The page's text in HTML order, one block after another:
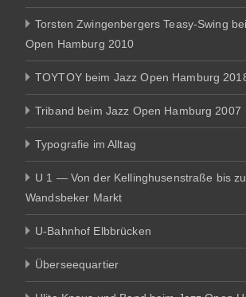
Torsten Zwingenbergers Teasy-Swing
Open Hamburg 2010
TOYTOY beim Jazz Open Hamburg
Triband beim Jazz Open Hamburg 2007
Typografie im Alltag
U 1 — Von der Kellinghusenstraße bis
Wandsbeker Markt
U-Bahnhof Elbbrücken
Überseequartier